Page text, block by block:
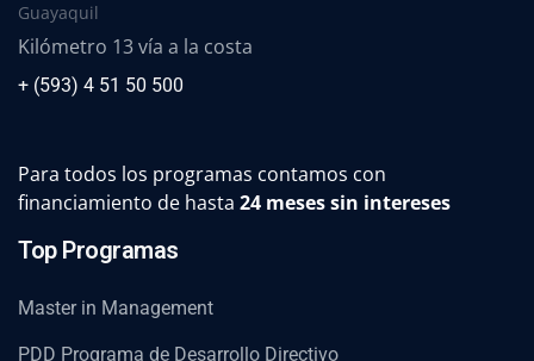
Guayaquil
Kilómetro 13 vía a la costa
+ (593) 4 51 50 500
Para todos los programas contamos con
financiamiento de hasta 24 meses sin intereses
Top Programas
Master in Management
PDD Programa de Desarrollo Directivo